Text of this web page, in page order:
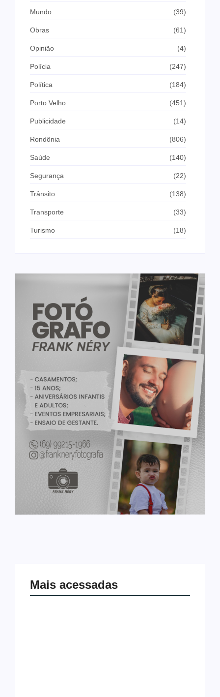
Mundo (39)
Obras (61)
Opinião (4)
Polícia (247)
Política (184)
Porto Velho (451)
Publicidade (14)
Rondônia (806)
Saúde (140)
Segurança (22)
Trânsito (138)
Transporte (33)
Turismo (18)
Mais acessadas